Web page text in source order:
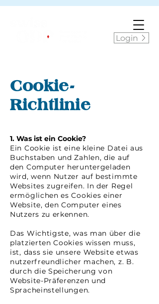
Login
Cookie-
Richtlinie
1. Was ist ein Cookie?
Ein Cookie ist eine kleine Datei aus
Buchstaben und Zahlen, die auf
den Computer heruntergeladen
wird, wenn Nutzer auf bestimmte
Websites zugreifen. In der Regel
ermöglichen es Cookies einer
Website, den Computer eines
Nutzers zu erkennen.
Das Wichtigste, was man über die
platzierten Cookies wissen muss,
ist, dass sie unsere Website etwas
nutzerfreundlicher machen, z. B.
durch die Speicherung von
Website-Präferenzen und
Spracheinstellungen.